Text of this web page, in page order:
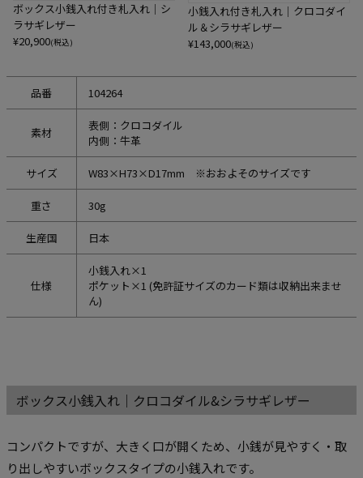
ボックス小銭入れ付き札入れ｜シ
ラサギレザー
¥20,900(税込)
小銭入れ付き札入れ｜クロコダイ
ル＆シラサギレザー
¥143,000(税込)
品番 104264
素材
表側：クロコダイル
内側：牛革
サイズ W83×H73×D17mm ※おおよそのサイズです
重さ 30g
生産国 日本
仕様
小銭入れ×1
ポケット×1 (免許証サイズのカード類は収納出来ませ
ん)
ボックス小銭入れ｜クロコダイル&シラサギレザー
コンパクトですが、大きく口が開くため、小銭が見やすく・取
り出しやすいボックスタイプの小銭入れです。